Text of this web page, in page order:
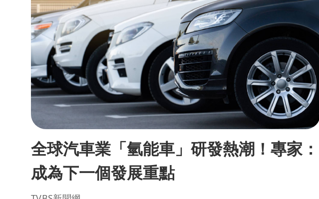
全球汽車業「氫能車」研發熱潮！專家：
成為下一個發展重點